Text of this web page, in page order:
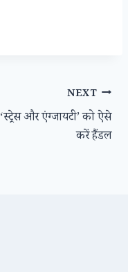
NEXT
‘स्ट्रेस और एंग्जायटी’ को ऐसे
करें हैंडल